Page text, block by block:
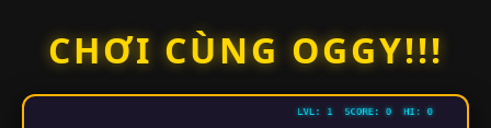
contentCHƠI CÙNG OGGY!!!